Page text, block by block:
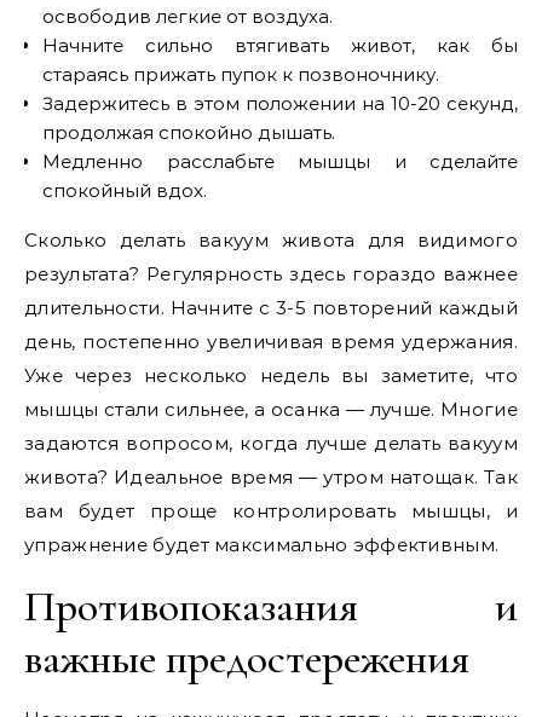
освободив легкие от воздуха.
Начните сильно втягивать живот, как бы
стараясь прижать пупок к позвоночнику.
Задержитесь в этом положении на 10-20 секунд,
продолжая спокойно дышать.
Медленно расслабьте мышцы и сделайте
спокойный вдох.
Сколько делать вакуум живота для видимого
результата? Регулярность здесь гораздо важнее
длительности. Начните с 3-5 повторений каждый
день, постепенно увеличивая время удержания.
Уже через несколько недель вы заметите, что
мышцы стали сильнее, а осанка — лучше. Многие
задаются вопросом, когда лучше делать вакуум
живота? Идеальное время — утром натощак. Так
вам будет проще контролировать мышцы, и
упражнение будет максимально эффективным.
Противопоказания и
важные предостережения